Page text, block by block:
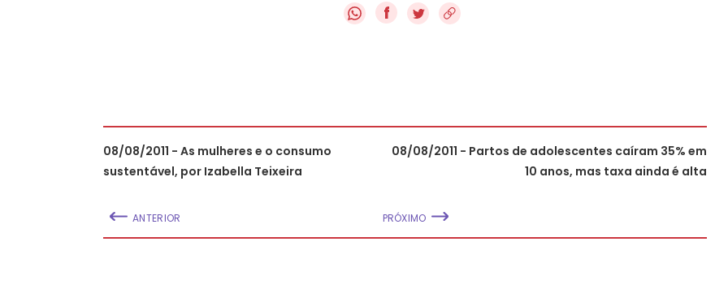
f
08/08/2011 - As mulheres e o consumo
sustentável, por Izabella Teixeira
ANTERIOR
08/08/2011 - Partos de adolescentes caíram 35% em
10 anos, mas taxa ainda é alta
PRÓXIMO